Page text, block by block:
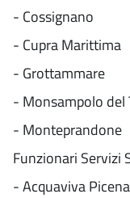
- Cossignano
- Cupra Marittima
- Grottammare
- Monsampolo del
- Monteprandone
Funzionari Servizi
- Acquaviva